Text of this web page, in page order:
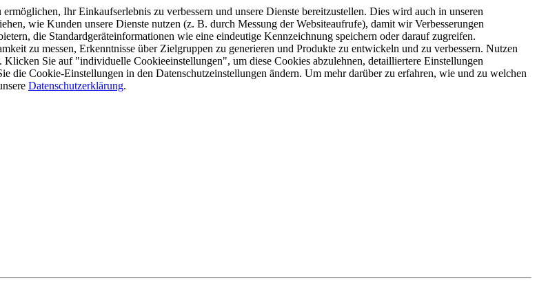
Ihr Einkaufserlebnis zu verbessern und unsere Dienste bereitzustellen. Dies wird auch in unseren
wie Kunden unsere Dienste nutzen (z. B. durch Messung der Websiteaufrufe), damit wir Verbesserungen
die Standardgeräteinformationen wie eine eindeutige Kennzeichnung speichern oder darauf zugreifen.
zu messen, Erkenntnisse über Zielgruppen zu generieren und Produkte zu entwickeln und zu verbessern. Nutzen
Sie auf "individuelle Cookieeinstellungen", um diese Cookies abzulehnen, detailliertere Einstellungen
die Cookie-Einstellungen in den Datenschutzeinstellungen ändern. Um mehr darüber zu erfahren, wie und zu welchen
Datenschutzerklärung.